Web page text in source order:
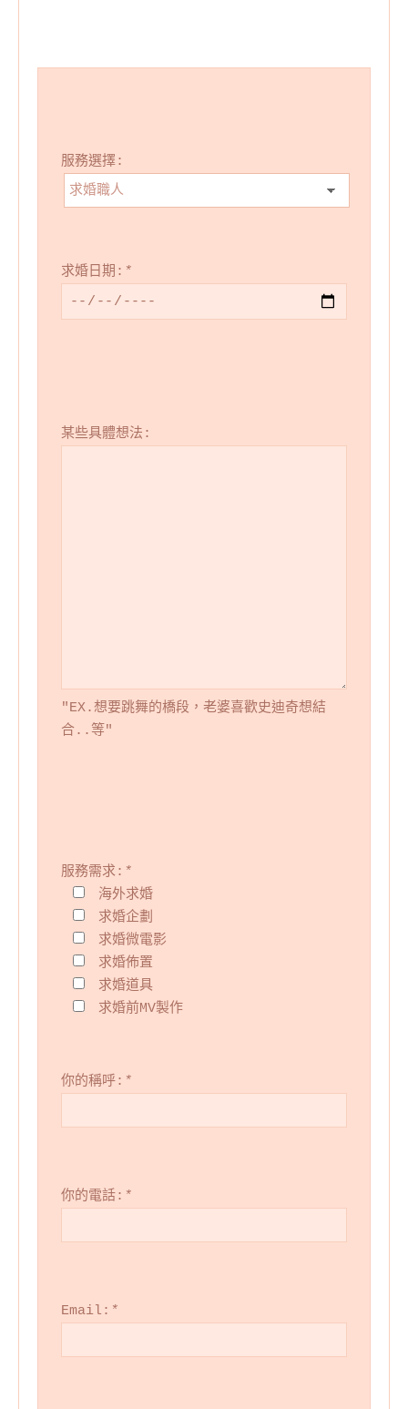
服務選擇:
求婚日期: *
某些具體想法:
"EX.想要跳舞的橋段，老婆喜歡史迪奇想結
合..等"
服務需求: *
海外求婚
求婚企劃
求婚微電影
求婚佈置
求婚道具
求婚前MV製作
你的稱呼: *
你的電話: *
Email: *